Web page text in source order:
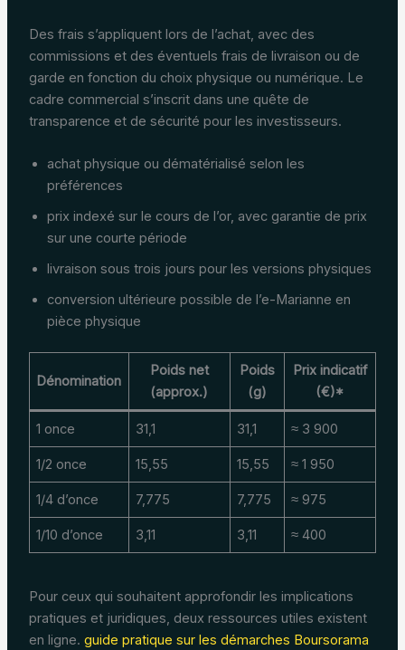
Des frais s’appliquent lors de l’achat, avec des
commissions et des éventuels frais de livraison ou de
garde en fonction du choix physique ou numérique. Le
cadre commercial s’inscrit dans une quête de
transparence et de sécurité pour les investisseurs.
achat physique ou dématérialisé selon les
préférences
prix indexé sur le cours de l’or, avec garantie de prix
sur une courte période
livraison sous trois jours pour les versions physiques
conversion ultérieure possible de l’e-Marianne en
pièce physique
Dénomination
Poids net
(approx.)
Poids
(g)
Prix indicatif
(€)*
1 once 31,1 31,1 ≈ 3 900
1/2 once 15,55 15,55 ≈ 1 950
1/4 d’once 7,775 7,775 ≈ 975
1/10 d’once 3,11 3,11 ≈ 400
Pour ceux qui souhaitent approfondir les implications
pratiques et juridiques, deux ressources utiles existent
en ligne. guide pratique sur les démarches Boursorama